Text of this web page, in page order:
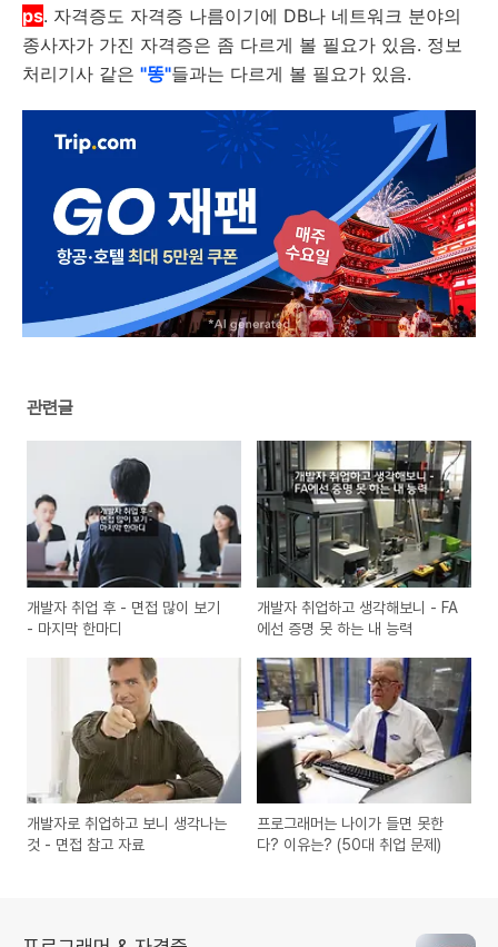
ps. 자격증도 자격증 나름이기에 DB나 네트워크 분야의
종사자가 가진 자격증은 좀 다르게 볼 필요가 있음. 정보
처리기사 같은 "똥"들과는 다르게 볼 필요가 있음.
관련글
개발자 취업 후 - 면접 많이 보기
- 마지막 한마디
개발자 취업하고 생각해보니 - FA
에선 증명 못 하는 내 능력
개발자로 취업하고 보니 생각나는
것 - 면접 참고 자료
프로그래머는 나이가 들면 못한
다? 이유는? (50대 취업 문제)